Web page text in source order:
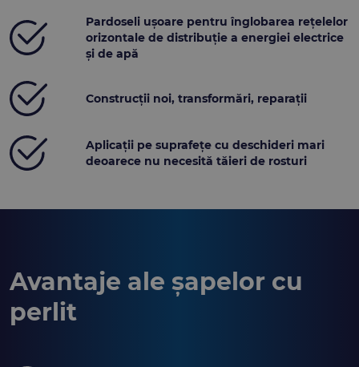
Pardoseli ușoare pentru înglobarea rețelelor
orizontale de distribuție a energiei electrice
și de apă
Construcții noi, transformări, reparații
Aplicații pe suprafețe cu deschideri mari
deoarece nu necesită tăieri de rosturi
Avantaje ale șapelor cu
perlit